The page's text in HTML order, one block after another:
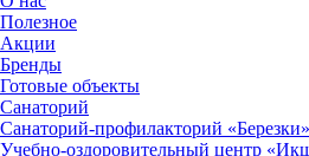
Полезное
Акции
Бренды
Готовые объекты
Санаторий
Санаторий-профилакторий «Березки»
Учебно-оздоровительный центр